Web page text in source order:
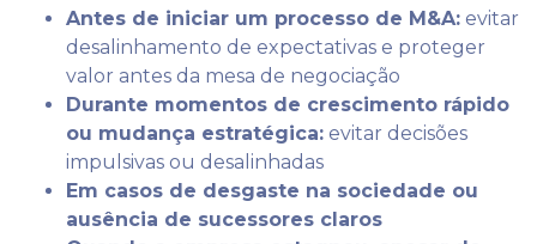
Antes de iniciar um processo de M&A: evitar
desalinhamento de expectativas e proteger
valor antes da mesa de negociação
Durante momentos de crescimento rápido
ou mudança estratégica: evitar decisões
impulsivas ou desalinhadas
Em casos de desgaste na sociedade ou
ausência de sucessores claros